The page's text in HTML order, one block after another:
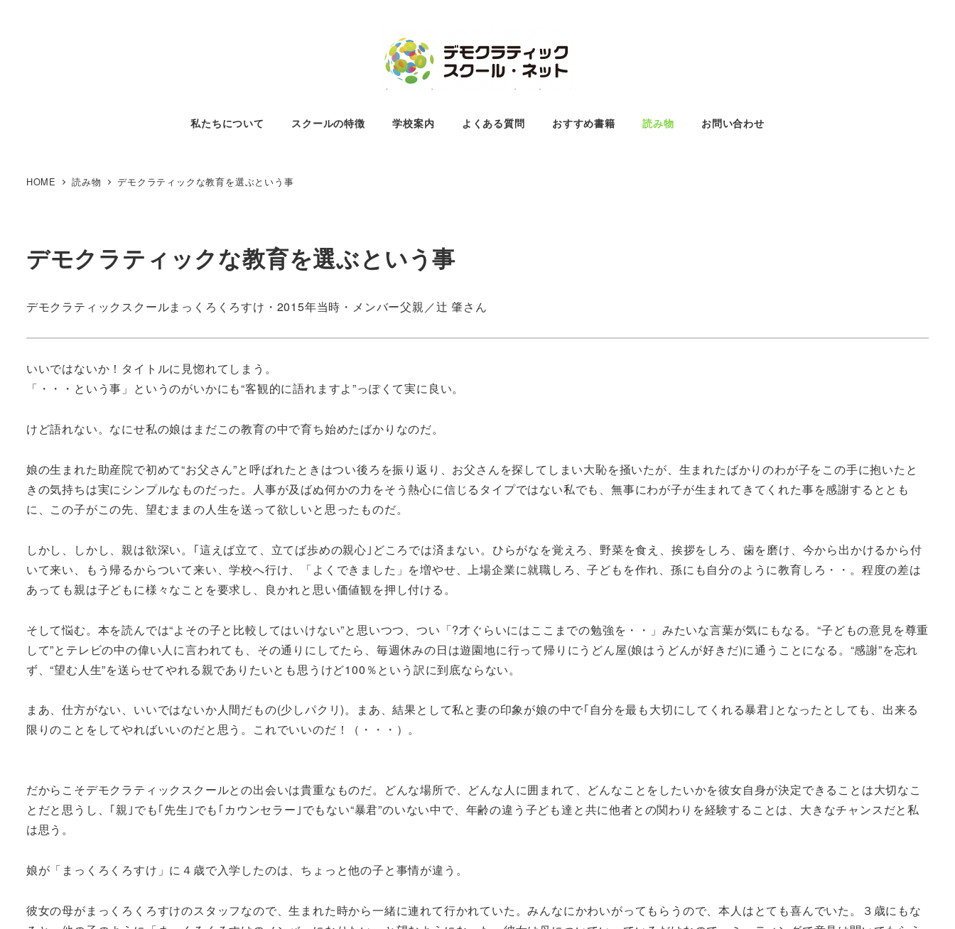
私たちについて スクールの特徴 学校案内 よくある質問 おすすめ書籍 読み物 お問い合わせ
HOME 読み物 デモクラティックな教育を選ぶという事
デモクラティックな教育を選ぶという事
デモクラティックスクールまっくろくろすけ・2015年当時・メンバー父親／辻 肇さん
いいではないか！タイトルに見惚れてしまう。
「・・・という事」というのがいかにも“客観的に語れますよ”っぽくて実に良い。
けど語れない。なにせ私の娘はまだこの教育の中で育ち始めたばかりなのだ。
娘の生まれた助産院で初めて“お父さん”と呼ばれたときはつい後ろを振り返り、お父さんを探してしまい大恥を掻いたが、生まれたばかりのわが子をこの手に抱いたと
きの気持ちは実にシンプルなものだった。人事が及ばぬ何かの力をそう熱心に信じるタイプではない私でも、無事にわが子が生まれてきてくれた事を感謝するととも
に、この子がこの先、望むままの人生を送って欲しいと思ったものだ。
しかし、しかし、親は欲深い。｢這えば立て、立てば歩めの親心｣どころでは済まない。ひらがなを覚えろ、野菜を食え、挨拶をしろ、歯を磨け、今から出かけるから付
いて来い、もう帰るからついて来い、学校へ行け、「よくできました」を増やせ、上場企業に就職しろ、子どもを作れ、孫にも自分のように教育しろ・・。程度の差は
あっても親は子どもに様々なことを要求し、良かれと思い価値観を押し付ける。
そして悩む。本を読んでは“よその子と比較してはいけない”と思いつつ、つい「?才ぐらいにはここまでの勉強を・・」みたいな言葉が気にもなる。“子どもの意見を尊重
して”とテレビの中の偉い人に言われても、その通りにしてたら、毎週休みの日は遊園地に行って帰りにうどん屋(娘はうどんが好きだ)に通うことになる。“感謝”を忘れ
ず、“望む人生”を送らせてやれる親でありたいとも思うけど100％という訳に到底ならない。
まあ、仕方がない、いいではないか人間だもの(少しパクリ)。まあ、結果として私と妻の印象が娘の中で｢自分を最も大切にしてくれる暴君｣となったとしても、出来る
限りのことをしてやればいいのだと思う。これでいいのだ！（・・・）。
だからこそデモクラティックスクールとの出会いは貴重なものだ。どんな場所で、どんな人に囲まれて、どんなことをしたいかを彼女自身が決定できることは大切なこ
とだと思うし、｢親｣でも｢先生｣でも｢カウンセラー｣でもない“暴君”のいない中で、年齢の違う子ども達と共に他者との関わりを経験することは、大きなチャンスだと私
は思う。
娘が「まっくろくろすけ」に４歳で入学したのは、ちょっと他の子と事情が違う。
彼女の母がまっくろくろすけのスタッフなので、生まれた時から一緒に連れて行かれていた。みんなにかわいがってもらうので、本人はとても喜んでいた。３歳にもな